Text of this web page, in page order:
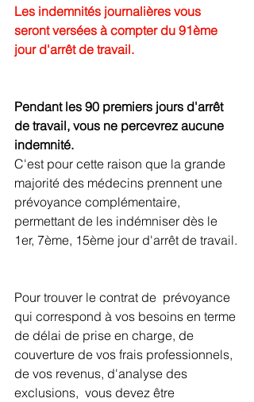
Les indemnités journalières vous
seront versées à compter du 91ème
jour d'arrêt de travail.
Pendant les 90 premiers jours d'arrêt
de travail, vous ne percevrez aucune
indemnité.
C'est pour cette raison que la grande
majorité des médecins prennent une
prévoyance complémentaire,
permettant de les indémniser dès le
1er, 7ème, 15ème jour d'arrêt de travail.
Pour trouver le contrat de  prévoyance
qui correspond à vos besoins en terme
de délai de prise en charge, de
couverture de vos frais professionnels,
de vos revenus, d'analyse des
exclusions,  vous devez être